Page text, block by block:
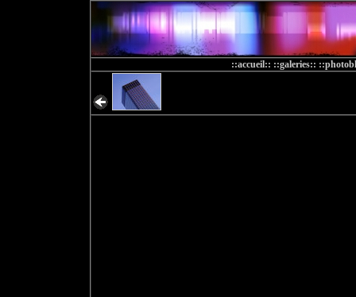
::accueil:: ::galeries::